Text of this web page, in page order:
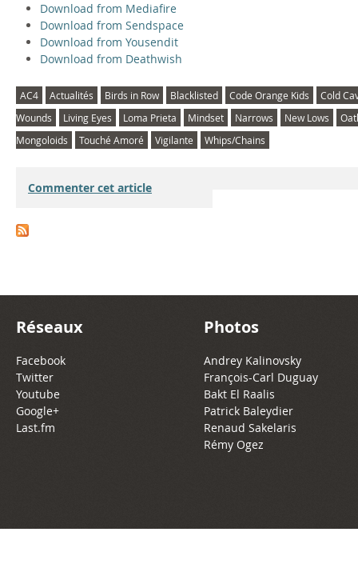
Download from Mediafire
Download from Sendspace
Download from Yousendit
Download from Deathwish
AC4 Actualités Birds in Row Blacklisted Code Orange Kids
Cold
Wounds
Living Eyes Loma Prieta Mindset Narrows New Lows
Mongoloids
Touché Amoré Vigilante Whips/Chains
Commenter cet article
Réseaux
Facebook
Twitter
Youtube
Google+
Last.fm
Photos
Andrey Kalinovsky
François-Carl Duguay
Bakt El Raalis
Patrick Baleydier
Renaud Sakelaris
Rémy Ogez